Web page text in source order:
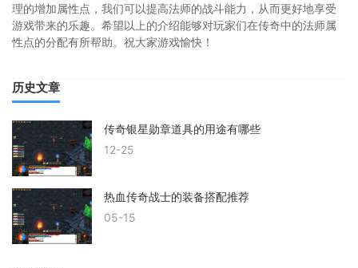
理的增加属性点，我们可以提高法师的战斗能力，从而更好地享受
游戏带来的乐趣。希望以上的介绍能够对玩家们在传奇中的法师属
性点的分配有所帮助。祝大家游戏愉快！
历史文章
传奇银星勋章道具的用途有哪些
12-25
热血传奇战士的装备搭配推荐
05-15